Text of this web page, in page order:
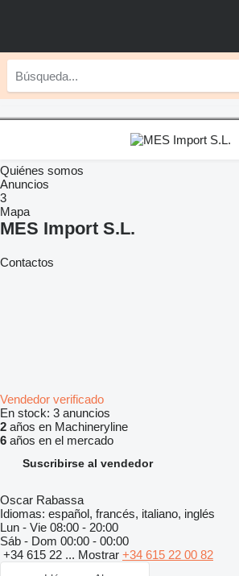
Quiénes somos
Anuncios
3
Mapa
MES Import S.L.
Contactos
Vendedor verificado
En stock: 3 anuncios
2 años en Machineryline
6 años en el mercado
Suscribirse al vendedor
Oscar Rabassa
Idiomas: español, francés, italiano, inglés
Lun - Vie 08:00 - 20:00
Sáb - Dom 00:00 - 00:00
+34 615 22 ... Mostrar +34 615 22 00 82